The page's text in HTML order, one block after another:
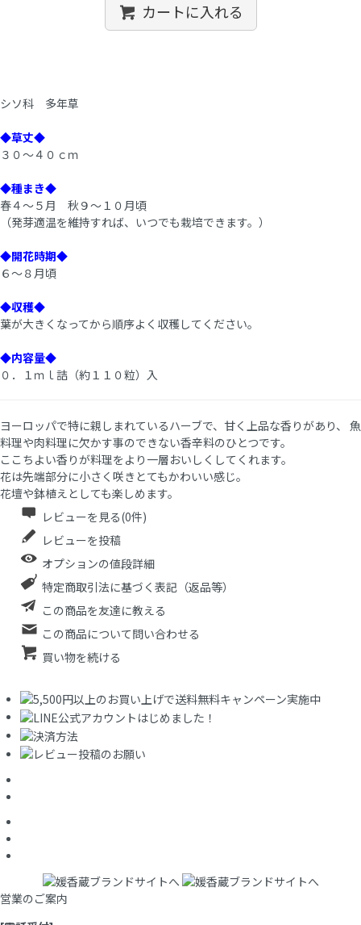
カートに入れる
シソ科 多年草
◆草丈◆
３０～４０ｃｍ
◆種まき◆
春４～５月 秋９～１０月頃
（発芽適温を維持すれば、いつでも栽培できます。）
◆開花時期◆
６～８月頃
◆収穫◆
葉が大きくなってから順序よく収穫してください。
◆内容量◆
０．１ｍｌ詰（約１１０粒）入
ヨーロッパで特に親しまれているハーブで、甘く上品な香りがあり、 魚
料理や肉料理に欠かす事のできない香辛料のひとつです。
ここちよい香りが料理をより一層おいしくしてくれます。
花は先端部分に小さく咲きとてもかわいい感じ。
花壇や鉢植えとしても楽しめます。
レビューを見る(0件)
レビューを投稿
オプションの値段詳細
特定商取引法に基づく表記（返品等）
この商品を友達に教える
この商品について問い合わせる
買い物を続ける
営業のご案内